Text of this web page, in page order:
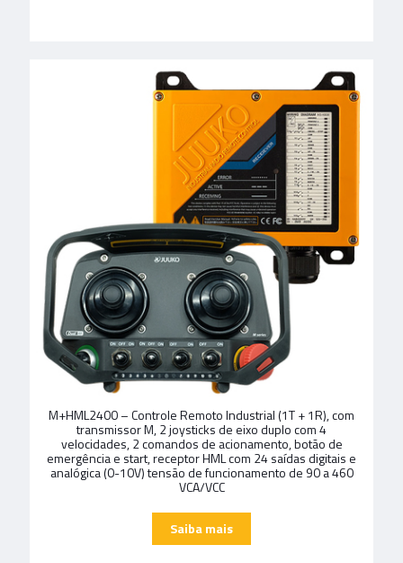
M+HML2400 – Controle Remoto Industrial (1T + 1R), com
transmissor M, 2 joysticks de eixo duplo com 4
velocidades, 2 comandos de acionamento, botão de
emergência e start, receptor HML com 24 saídas digitais e
analógica (0-10V) tensão de funcionamento de 90 a 460
VCA/VCC